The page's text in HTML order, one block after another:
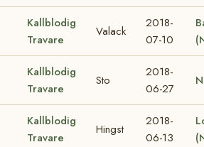
Kallblodig
Travare
Valack
2018-
07-10
Kallblodig
Travare
Sto
2018-
06-27
Kallblodig
Travare
Hingst
2018-
06-13